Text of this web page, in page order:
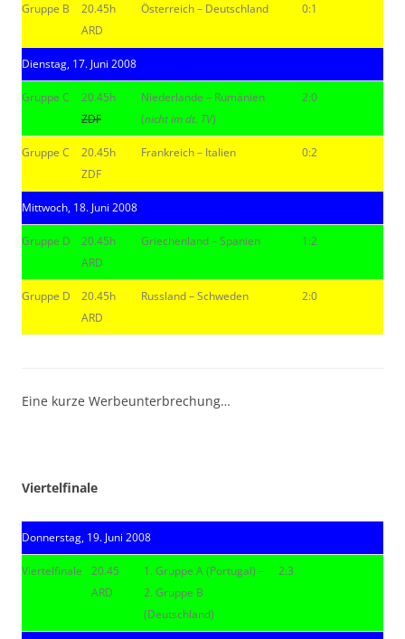
Gruppe B
20.45h
ARD
Österreich – Deutschland 0:1
Dienstag, 17. Juni 2008
Gruppe C
20.45h
ZDF
Niederlande – Rumänien
(nicht im dt. TV)
2:0
Gruppe C
20.45h
ZDF
Frankreich – Italien 0:2
Mittwoch, 18. Juni 2008
Gruppe D
20.45h
ARD
Griechenland – Spanien 1:2
Gruppe D
20.45h
ARD
Russland – Schweden 2:0
Eine kurze Werbeunterbrechung…
Viertelfinale
Donnerstag, 19. Juni 2008
Viertelfinale
20.45
ARD
1. Gruppe A (Portugal) –
2. Gruppe B
(Deutschland)
2:3